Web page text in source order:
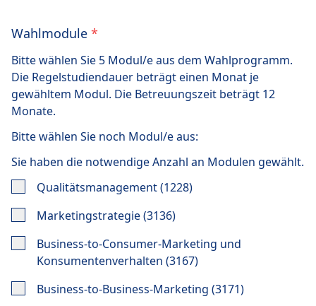
Wahlmodule *
Bitte wählen Sie 5 Modul/e aus dem Wahlprogramm.
Die Regelstudiendauer beträgt einen Monat je
gewähltem Modul. Die Betreuungszeit beträgt 12
Monate.
Bitte wählen Sie noch Modul/e aus:
Sie haben die notwendige Anzahl an Modulen gewählt.
Qualitätsmanagement (1228)
Marketingstrategie (3136)
Business-to-Consumer-Marketing und
Konsumentenverhalten (3167)
Business-to-Business-Marketing (3171)